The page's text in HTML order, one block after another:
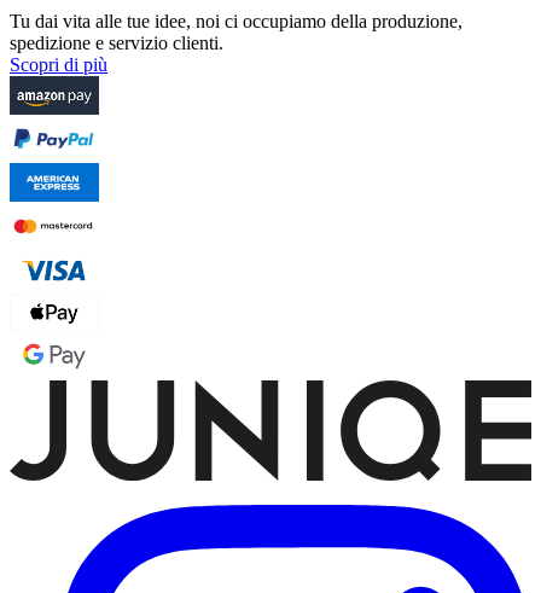
Tu dai vita alle tue idee, noi ci occupiamo della produzione,
spedizione e servizio clienti.
Scopri di più